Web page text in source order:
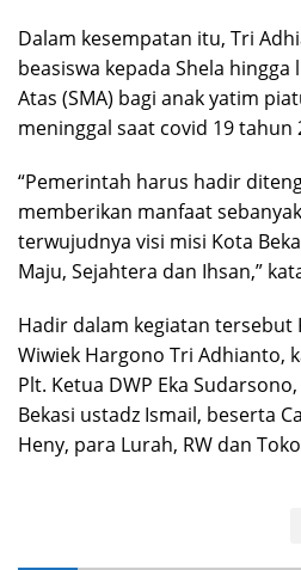
Dalam kesempatan itu, Tri
beasiswa kepada Shela
Atas (SMA) bagi anak yatim
meninggal saat covid 19 tahun
“Pemerintah harus hadir
memberikan manfaat
terwujudnya visi misi Kota
Maju, Sejahtera dan Ihsan,”
Hadir dalam kegiatan tersebut
Wiwiek Hargono Tri Adhianto,
Plt. Ketua DWP Eka
Bekasi ustadz Ismail, beserta
Heny, para Lurah, RW dan